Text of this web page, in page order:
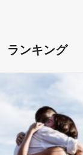
あるある
ドキドキ
仕事とキャリア
ランキング